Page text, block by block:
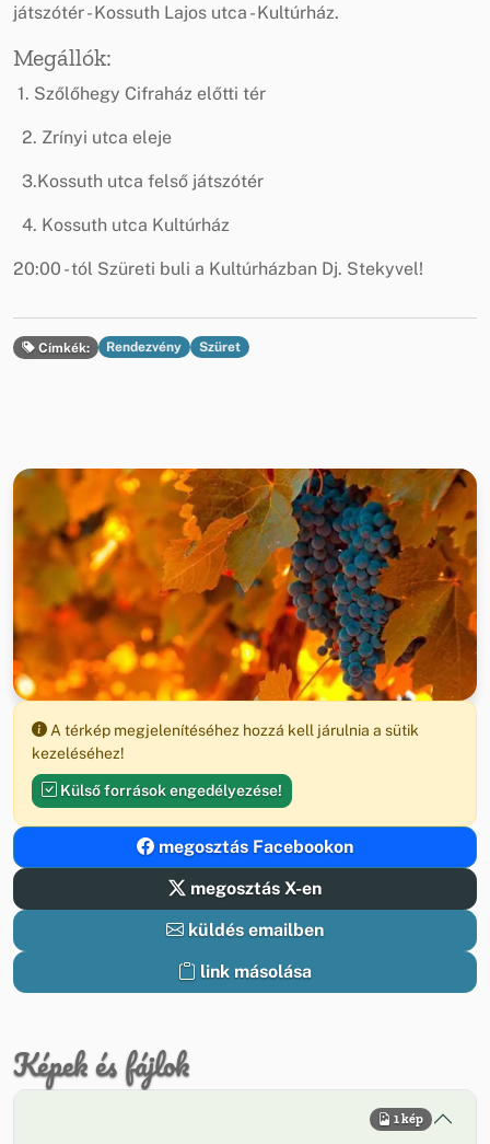
játszótér - Kossuth Lajos utca - Kultúrház.
Megállók:
1. Szőlőhegy Cifraház előtti tér
2. Zrínyi utca eleje
3.Kossuth utca felső játszótér
4. Kossuth utca Kultúrház
20:00 - tól Szüreti buli a Kultúrházban Dj. Stekyvel!
Címkék: Rendezvény Szüret
A térkép megjelenítéséhez hozzá kell járulnia a sütik
kezeléséhez!
Külső források engedélyezése!
megosztás Facebookon
megosztás X-en
küldés emailben
link másolása
Képek és fájlok
1 kép